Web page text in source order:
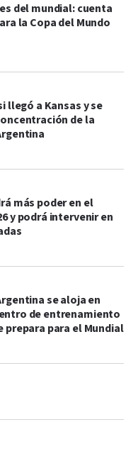
del mundial: cuenta
la Copa del Mundo
llegó a Kansas y se
de la
más poder en el
y podrá intervenir en
se aloja en
de entrenamiento
prepara para el Mundial